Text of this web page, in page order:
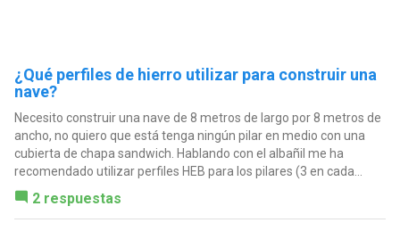
¿Qué perfiles de hierro utilizar para construir una
nave?
Necesito construir una nave de 8 metros de largo por 8 metros de
ancho, no quiero que está tenga ningún pilar en medio con una
cubierta de chapa sandwich. Hablando con el albañil me ha
recomendado utilizar perfiles HEB para los pilares (3 en cada...
2 respuestas